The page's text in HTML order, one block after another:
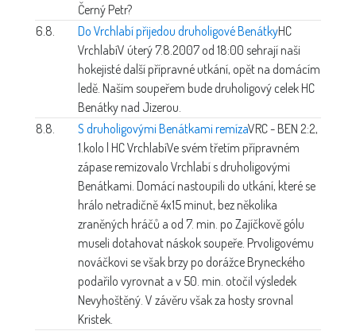
Černý Petr?
6.8.
Do Vrchlabí přijedou druholigové BenátkyHC
VrchlabíV úterý 7.8.2007 od 18:00 sehrají naši
hokejisté další přípravné utkání, opět na domácím
ledě. Naším soupeřem bude druholigový celek HC
Benátky nad Jizerou.
8.8.
S druholigovými Benátkami remízaVRC - BEN 2:2,
1.kolo | HC VrchlabíVe svém třetím přípravném
zápase remizovalo Vrchlabí s druholigovými
Benátkami. Domácí nastoupili do utkání, které se
hrálo netradičně 4x15 minut, bez několika
zraněných hráčů a od 7. min. po Zajíčkově gólu
museli dotahovat náskok soupeře. Prvoligovému
nováčkovi se však brzy po dorážce Bryneckého
podařilo vyrovnat a v 50. min. otočil výsledek
Nevyhoštěný. V závěru však za hosty srovnal
Kristek.